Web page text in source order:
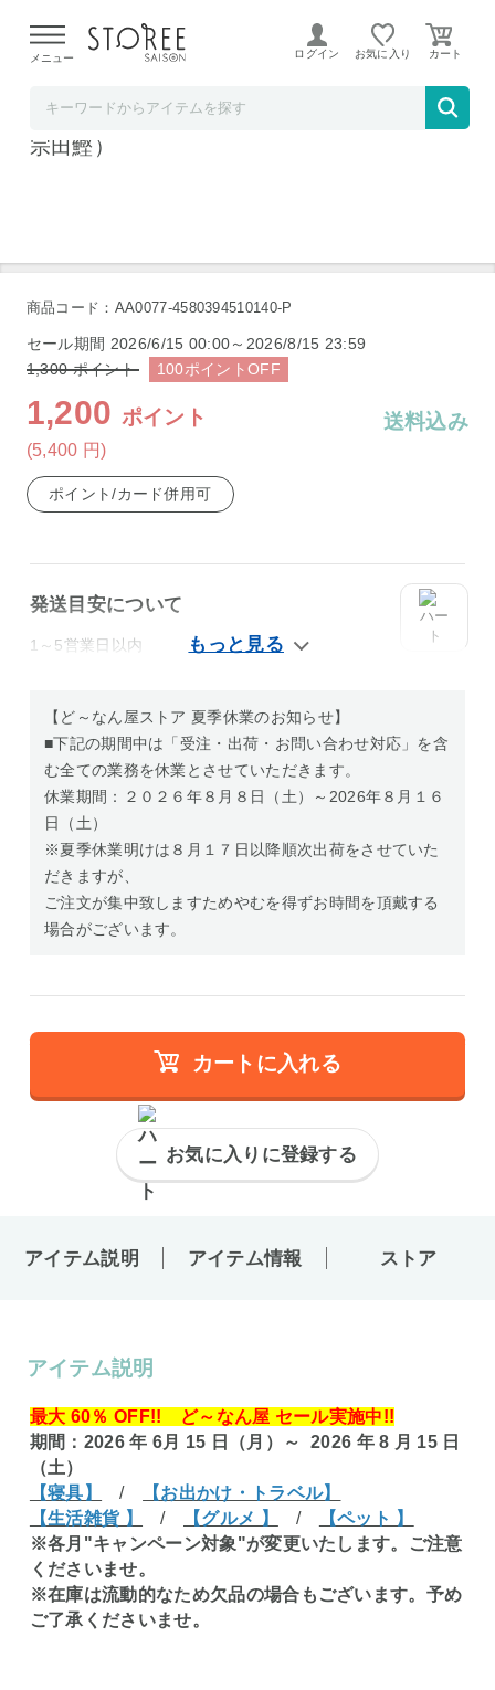
よる配送遅延が発生しております。
メニュー ログイン お気に入り
自分でつくるだし醤油 3本セット（鰹・鮎・
宗田鰹）
商品コード：AA0077-4580394510140-P
セール期間 2026/6/15 00:00～2026/8/15 23:59
1,300ポイント 100ポイントOFF
1,200 ポイント
(5,400 円)
送料込み
ポイント/カード併用可
発送目安について
1～5営業日以内
【ど～なん屋ストア 夏季休業のお知らせ】
■下記の期間中は「受注・出荷・お問い合わせ対応」を含
む全ての業務を休業とさせていただきます。
休業期間：２０２６年８月８日（土）～2026年８月１６
日（土）
※夏季休業明けは８月１７日以降順次出荷をさせていた
だきますが、
ご注文が集中致しますためやむを得ずお時間を頂戴する
場合がございます。
カートに入れる
お気に入りに登録する
アイテム説明 アイテム情報 ストア
アイテム説明
最大 60％ OFF!! ど～なん屋 セール実施中!!
期間：2026 年 6月 15 日（月）～ 2026 年 8 月 15 日
（土）
【寝具】
/
【お出かけ・トラベル】
【生活雑貨 】
/ 【グルメ 】 /
【ペット 】
※各月"キャンペーン対象"が変更いたします。ご注意
くださいませ。
※在庫は流動的なため欠品の場合もございます。予め
ご了承くださいませ。